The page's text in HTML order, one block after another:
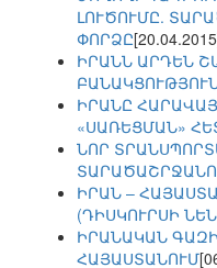
ԼՈՒԾՈՒՄԸ.
ՓՈՐՁԸ
ԻՐԱՆՆ ԱՐԴԵՆ
ԻՐԱՆԸ
«ՍԱՌԵՑՄԱՆ»
ՆՈՐ
ԻՐԱՆ –
(ԴԻՍԿՈՒՐՍԻ
ԻՐԱՆԱԿԱՆ
ՀԱՅԱՍՏԱՆՈՒՄ